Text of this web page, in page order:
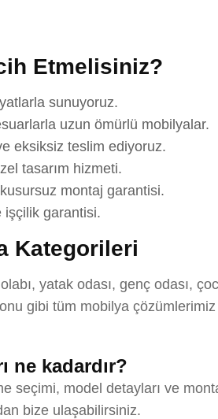
Etmelisiniz?
sunuyoruz.
uzun ömürlü mobilyalar.
eksiksiz teslim ediyoruz.
tasarım hizmeti.
montaj garantisi.
işçilik garantisi.
Kategorileri
yatak odası, genç odası,
gibi tüm mobilya
ne kadardır?
seçimi, model detayları ve
bize ulaşabilirsiniz.